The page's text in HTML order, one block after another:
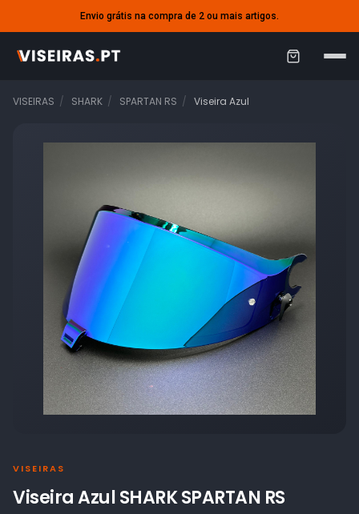
Envio grátis na compra de 2 ou mais artigos.
C
r
o
VISEIRAS SHARK SPARTAN RS Viseira Azul
VISEIRAS
Viseira Azul SHARK SPARTAN RS